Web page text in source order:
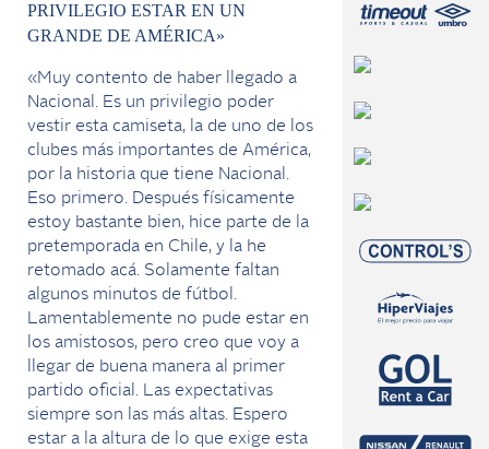
PRIVILEGIO ESTAR EN UN
GRANDE DE AMÉRICA»
«Muy contento de haber llegado a
Nacional. Es un privilegio poder
vestir esta camiseta, la de uno de los
clubes más importantes de América,
por la historia que tiene Nacional.
Eso primero. Después físicamente
estoy bastante bien, hice parte de la
pretemporada en Chile, y la he
retomado acá. Solamente faltan
algunos minutos de fútbol.
Lamentablemente no pude estar en
los amistosos, pero creo que voy a
llegar de buena manera al primer
partido oficial. Las expectativas
siempre son las más altas. Espero
estar a la altura de lo que exige esta